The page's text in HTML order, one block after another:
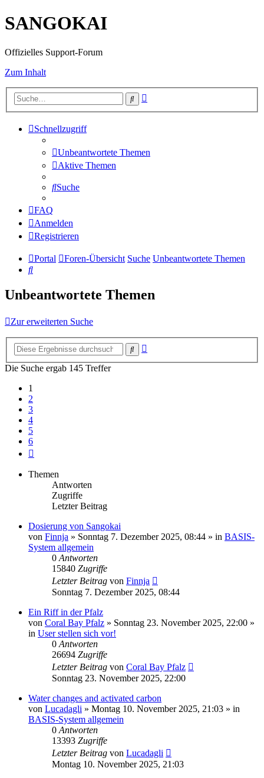
SANGOKAI
Offizielles Support-Forum
Zum Inhalt
Suche
Schnellzugriff
Unbeantwortete Themen
Aktive Themen
Suche
FAQ
Anmelden
Registrieren
Portal Foren-Übersicht Suche Unbeantwortete Themen
Suche
Unbeantwortete Themen
Zur erweiterten Suche
Suche
Die Suche ergab 145 Treffer
1
2
3
4
5
6
Themen
Antworten
Zugriffe
Letzter Beitrag
Dosierung von Sangokai
von Finnja » Sonntag 7. Dezember 2025, 08:44 » in BASIS-
System allgemein
0 Antworten
15840 Zugriffe
Letzter Beitrag von Finnja
Sonntag 7. Dezember 2025, 08:44
Ein Riff in der Pfalz
von Coral Bay Pfalz » Sonntag 23. November 2025, 22:00 »
in User stellen sich vor!
0 Antworten
26694 Zugriffe
Letzter Beitrag von Coral Bay Pfalz
Sonntag 23. November 2025, 22:00
Water changes and activated carbon
von Lucadagli » Montag 10. November 2025, 21:03 » in
BASIS-System allgemein
0 Antworten
13393 Zugriffe
Letzter Beitrag von Lucadagli
Montag 10. November 2025, 21:03